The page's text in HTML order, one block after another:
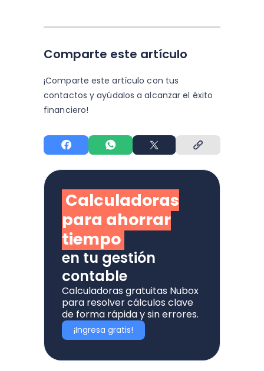
Comparte este artículo
¡Comparte este artículo con tus
contactos y ayúdalos a alcanzar el éxito
financiero!
Calculadoras
para ahorrar
tiempo
en tu gestión
contable
Calculadoras gratuitas Nubox
para resolver cálculos clave
de forma rápida y sin errores.
¡Ingresa gratis!